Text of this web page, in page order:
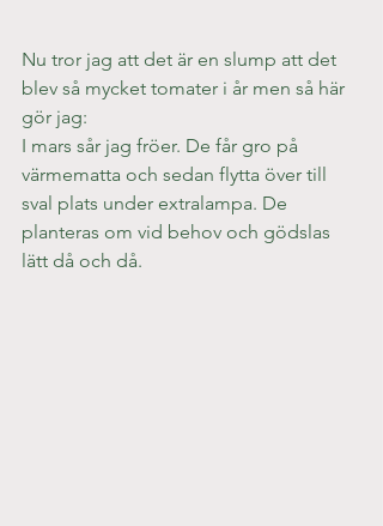
Nu tror jag att det är en slump att det
blev så mycket tomater i år men så här
gör jag:
I mars sår jag fröer. De får gro på
värmematta och sedan flytta över till
sval plats under extralampa. De
planteras om vid behov och gödslas
lätt då och då.